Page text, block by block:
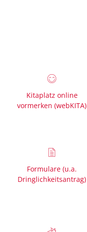
Kitaplatz online
vormerken (webKITA)
Formulare (u.a.
Dringlichkeitsantrag)